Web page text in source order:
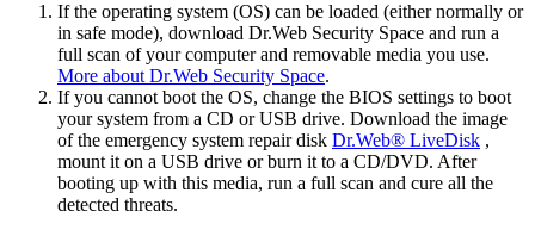
If the operating system (OS) can be loaded (either normally or
in safe mode), download Dr.Web Security Space and run a
full scan of your computer and removable media you use.
More about Dr.Web Security Space.
If you cannot boot the OS, change the BIOS settings to boot
your system from a CD or USB drive. Download the image
of the emergency system repair disk Dr.Web® LiveDisk ,
mount it on a USB drive or burn it to a CD/DVD. After
booting up with this media, run a full scan and cure all the
detected threats.